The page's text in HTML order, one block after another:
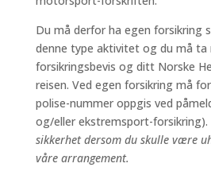
Du må derfor ha egen forsikring
denne type aktivitet og du må ta
forsikringsbevis og ditt Norske
reisen. Ved egen forsikring må
polise-nummer oppgis ved
og/eller ekstremsport-forsikring).
sikkerhet dersom du skulle være
våre arrangement.